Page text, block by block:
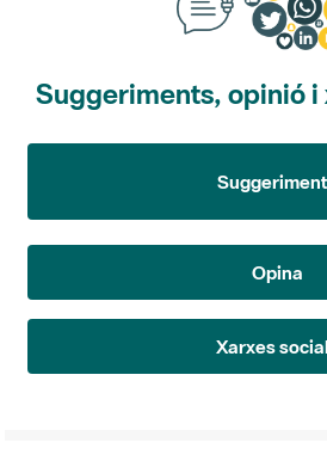
Suggeriments, opinió i
Opina
Xarxes